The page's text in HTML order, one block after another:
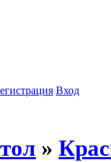
Вход
»